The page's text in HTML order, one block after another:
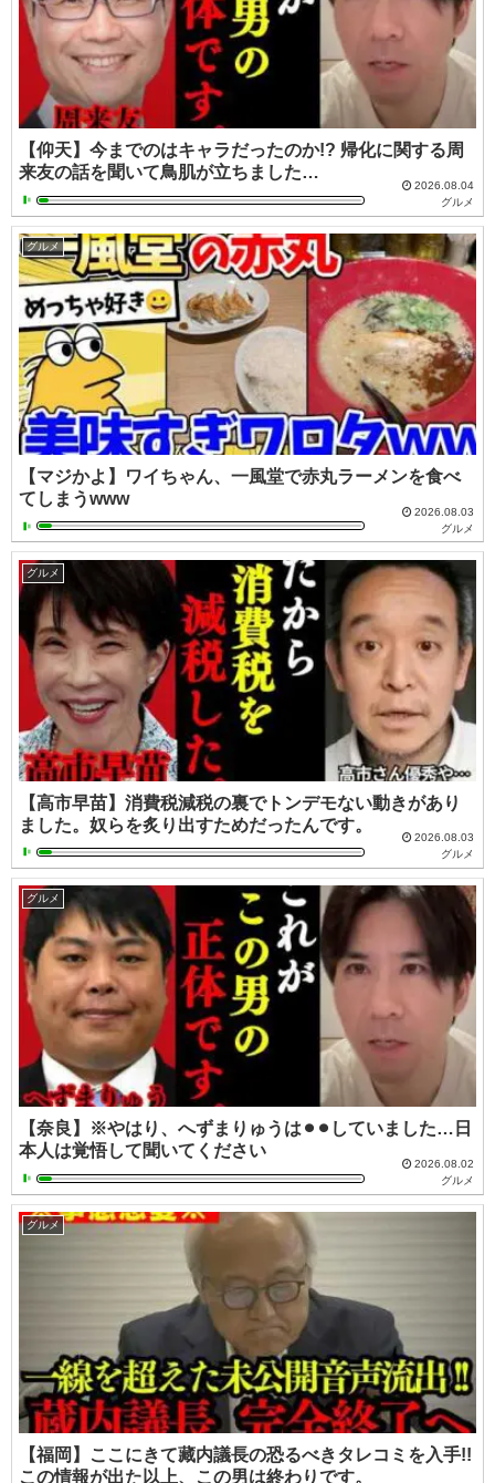
【仰天】今までのはキャラだったのか!? 帰化に関する周
来友の話を聞いて鳥肌が立ちました…
2026.08.04
グルメ
グルメ
【マジかよ】ワイちゃん、一風堂で赤丸ラーメンを食べ
てしまうwww
2026.08.03
グルメ
グルメ
【高市早苗】消費税減税の裏でトンデモない動きがあり
ました。奴らを炙り出すためだったんです。
2026.08.03
グルメ
グルメ
【奈良】※やはり、へずまりゅうは⚫︎⚫︎していました…日
本人は覚悟して聞いてください
2026.08.02
グルメ
グルメ
【福岡】ここにきて藏内議長の恐るべきタレコミを入手!!
この情報が出た以上、この男は終わりです。